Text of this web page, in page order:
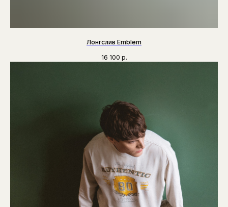
Лонгслив Emblem
16 100 р.